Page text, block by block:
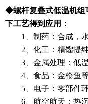
◆螺杆复叠式低温机
下工艺得到应用：
1、制药：合成，水
2、化工：精馏提纯
3、金属处理：低温
4、食品：金枪鱼等
5、电子：零部件环
6、航空航天：热沉